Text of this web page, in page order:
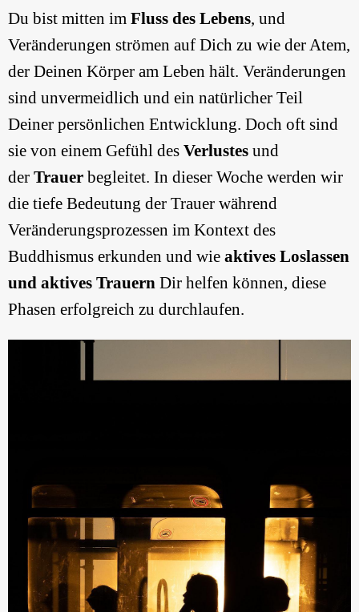
Du bist mitten im Fluss des Lebens, und
Veränderungen strömen auf Dich zu wie der Atem,
der Deinen Körper am Leben hält. Veränderungen
sind unvermeidlich und ein natürlicher Teil
Deiner persönlichen Entwicklung. Doch oft sind
sie von einem Gefühl des Verlustes und
der Trauer begleitet. In dieser Woche werden wir
die tiefe Bedeutung der Trauer während
Veränderungsprozessen im Kontext des
Buddhismus erkunden und wie aktives Loslassen
und aktives Trauern Dir helfen können, diese
Phasen erfolgreich zu durchlaufen.